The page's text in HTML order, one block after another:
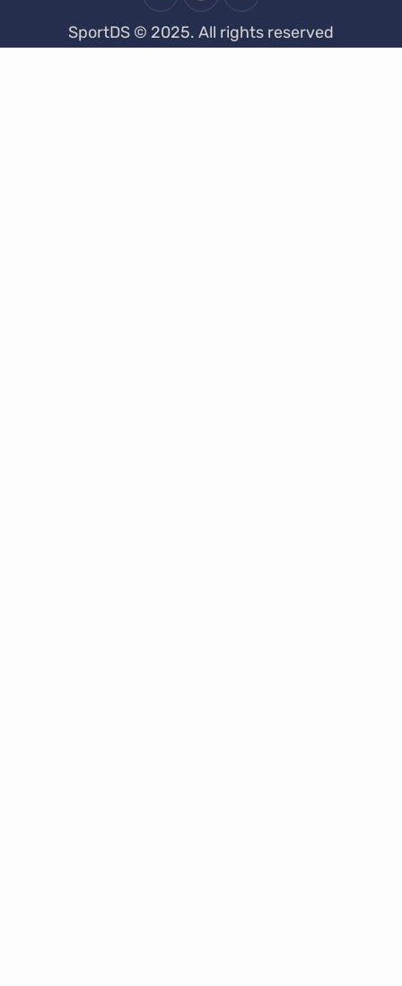
SportDS © 2025. All rights reserved